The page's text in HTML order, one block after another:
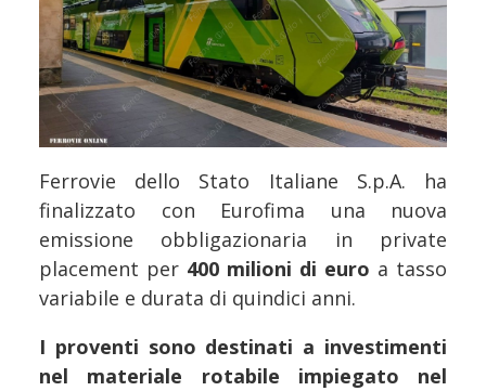
Ferrovie dello Stato Italiane S.p.A. ha
finalizzato con Eurofima una nuova
emissione obbligazionaria in private
placement per 400 milioni di euro a tasso
variabile e durata di quindici anni.
I proventi sono destinati a investimenti
nel materiale rotabile impiegato nel